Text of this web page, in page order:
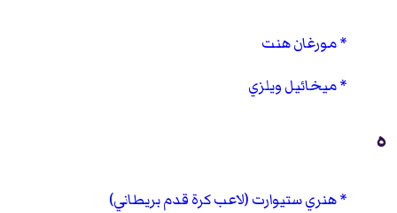
مورغان هنت
ميخائيل ويلزي
ه
هنري ستيوارت (لاعب كرة قدم بريطاني)